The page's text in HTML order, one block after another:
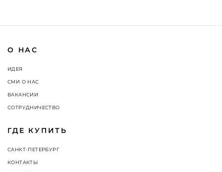
О НАС
ИДЕЯ
СМИ О НАС
ВАКАНСИИ
СОТРУДНИЧЕСТВО
ГДЕ КУПИТЬ
САНКТ-ПЕТЕРБУРГ
КОНТАКТЫ